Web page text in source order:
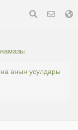
анын усулдары